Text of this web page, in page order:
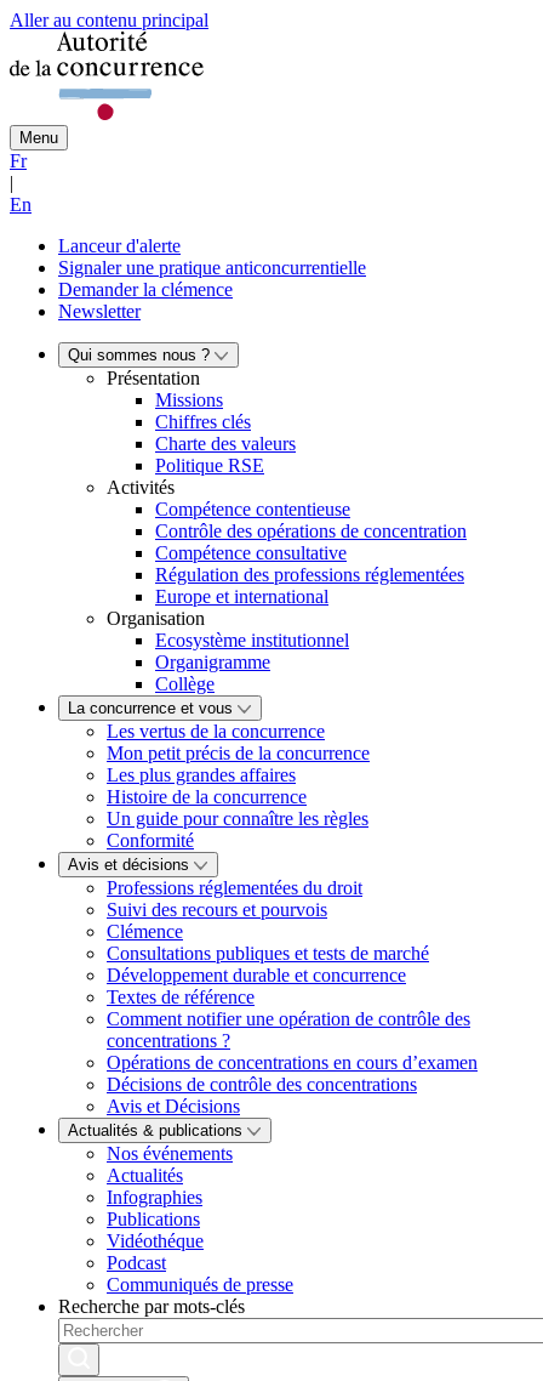
Aller au contenu principal
Menu
Fr
|
En
Lanceur d'alerte
Signaler une pratique anticoncurrentielle
Demander la clémence
Newsletter
Qui sommes nous ?
Présentation
Missions
Chiffres clés
Charte des valeurs
Politique RSE
Activités
Compétence contentieuse
Contrôle des opérations de concentration
Compétence consultative
Régulation des professions réglementées
Europe et international
Organisation
Ecosystème institutionnel
Organigramme
Collège
La concurrence et vous
Les vertus de la concurrence
Mon petit précis de la concurrence
Les plus grandes affaires
Histoire de la concurrence
Un guide pour connaître les règles
Conformité
Avis et décisions
Professions réglementées du droit
Suivi des recours et pourvois
Clémence
Consultations publiques et tests de marché
Développement durable et concurrence
Textes de référence
Comment notifier une opération de contrôle des
concentrations ?
Opérations de concentrations en cours d’examen
Décisions de contrôle des concentrations
Avis et Décisions
Actualités & publications
Nos événements
Actualités
Infographies
Publications
Vidéothéque
Podcast
Communiqués de presse
Recherche par mots-clés